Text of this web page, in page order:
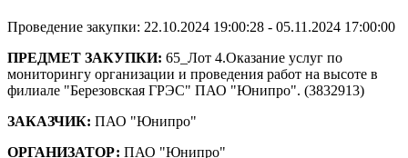
Проведение закупки: 22.10.2024 19:00:28 - 05.11.2024 17:00:00
ПРЕДМЕТ ЗАКУПКИ: 65_Лот 4.Оказание услуг по
мониторингу организации и проведения работ на высоте в
филиале "Березовская ГРЭС" ПАО "Юнипро". (3832913)
ЗАКАЗЧИК: ПАО "Юнипро"
ОРГАНИЗАТОР: ПАО "Юнипро"